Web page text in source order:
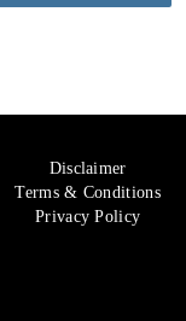
Disclaimer
Terms & Conditions
Privacy Policy